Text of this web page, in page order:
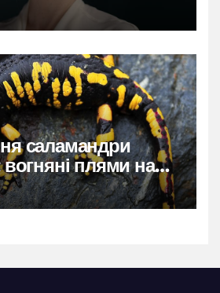
саламандри
плями на